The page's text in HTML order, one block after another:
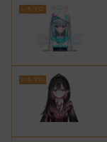
いちプロ
いちプロ